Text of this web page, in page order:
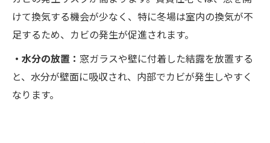
けて換気する機会が少なく、特に冬場は室内の換気が不
足するため、カビの発生が促進されます。
・水分の放置： 窓ガラスや壁に付着した結露を放置する
と、水分が壁面に吸収され、内部でカビが発生しやすく
なります。